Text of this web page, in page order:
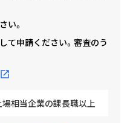
い。
て申請ください。審査のう
相当企業の課長職以上